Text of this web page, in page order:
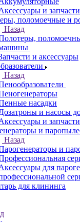
и запчасти
поломоечные и
Назад
и аксессуары
Назад
насадки
и насосы
и запчасти
и
Назад
и
для
для клининга